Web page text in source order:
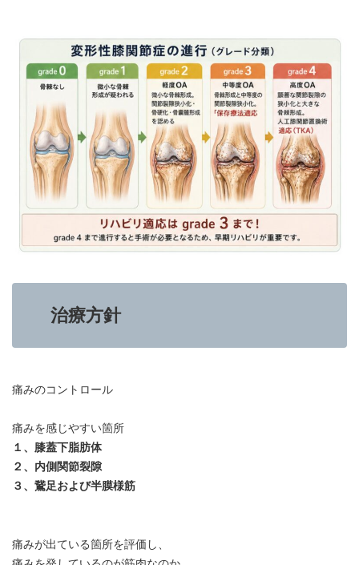
治療方針
痛みのコントロール
痛みを感じやすい箇所
１、膝蓋下脂肪体
２、内側関節裂隙
３、鵞足および半膜様筋
痛みが出ている箇所を評価し、